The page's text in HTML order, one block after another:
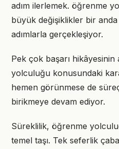
adım ilerlemek. öğrenme
büyük değişiklikler bir
adımlarla gerçekleşiyor.
Pek çok başarı hikâyesinin
yolculuğu konusundaki
hemen görünmese de
birikmeye devam ediyor.
Süreklilik, öğrenme
temel taşı. Tek seferlik